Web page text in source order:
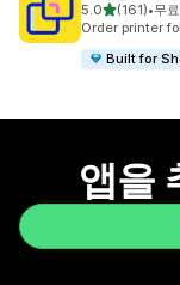
5.0별 5개 중
(161)
총 리뷰 161개
•무
Order printer
Built for
앱을